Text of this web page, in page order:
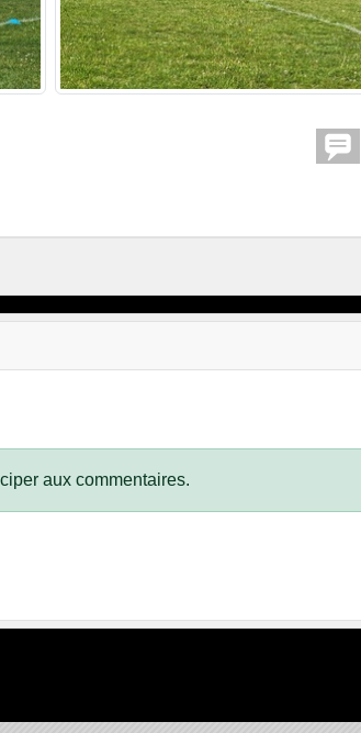
aux commentaires.